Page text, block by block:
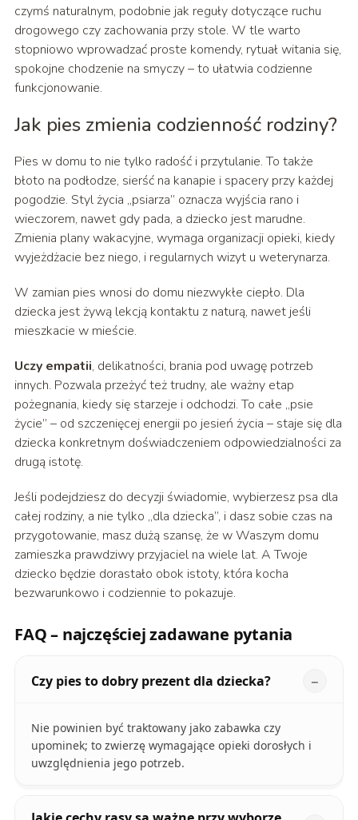
czymś naturalnym, podobnie jak reguły dotyczące ruchu
drogowego czy zachowania przy stole. W tle warto
stopniowo wprowadzać proste komendy, rytuał witania się,
spokojne chodzenie na smyczy – to ułatwia codzienne
funkcjonowanie.
Jak pies zmienia codzienność rodziny?
Pies w domu to nie tylko radość i przytulanie. To także
błoto na podłodze, sierść na kanapie i spacery przy każdej
pogodzie. Styl życia „psiarza” oznacza wyjścia rano i
wieczorem, nawet gdy pada, a dziecko jest marudne.
Zmienia plany wakacyjne, wymaga organizacji opieki, kiedy
wyjeżdżacie bez niego, i regularnych wizyt u weterynarza.
W zamian pies wnosi do domu niezwykłe ciepło. Dla
dziecka jest żywą lekcją kontaktu z naturą, nawet jeśli
mieszkacie w mieście.
Uczy empatii, delikatności, brania pod uwagę potrzeb
innych. Pozwala przeżyć też trudny, ale ważny etap
pożegnania, kiedy się starzeje i odchodzi. To całe „psie
życie” – od szczenięcej energii po jesień życia – staje się dla
dziecka konkretnym doświadczeniem odpowiedzialności za
drugą istotę.
Jeśli podejdziesz do decyzji świadomie, wybierzesz psa dla
całej rodziny, a nie tylko „dla dziecka”, i dasz sobie czas na
przygotowanie, masz dużą szansę, że w Waszym domu
zamieszka prawdziwy przyjaciel na wiele lat. A Twoje
dziecko będzie dorastało obok istoty, która kocha
bezwarunkowo i codziennie to pokazuje.
FAQ – najczęściej zadawane pytania
Czy pies to dobry prezent dla dziecka?
Nie powinien być traktowany jako zabawka czy
upominek; to zwierzę wymagające opieki dorosłych i
uwzględnienia jego potrzeb.